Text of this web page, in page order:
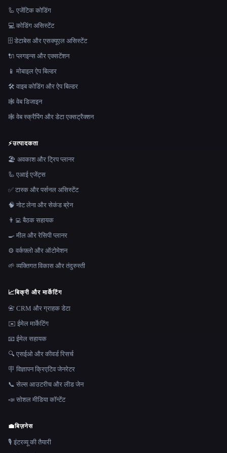
🦾 एजेंटिक कोडिंग
💻 कोडिंग असिस्टेंट
🗄️ डेटाबेस और एसक्यूएल असिस्टेंट
🔌 प्लगइन्स और एक्सटेंशन
📱 मोबाइल ऐप बिल्डर
🛠️ वाइब कोडिंग और ऐप बिल्डर
🕸 वेब डिजाइन
🕸️ वेब स्क्रैपिंग और डेटा एक्सट्रैक्शन
⚡उत्पादकता
🏖 अवकाश और ट्रिप प्लानर
🦾 एआई एजेंट्स
✅ टास्क और पर्सनल असिस्टेंट
🧠 नोट लेना और सेकंड ब्रेन
👨‍💻 बैठक सहायक
🍳 मील और रेसिपी प्लानर
⚙️ वर्कफ़्लो और ऑटोमेशन
🌱 व्यक्तिगत विकास और तंदुरुस्ती
📈बिक्री और मार्केटिंग
📇 CRM और ग्राहक डेटा
✉️ ईमेल मार्केटिंग
📧 ईमेल सहायक
🔍 एसईओ और कीवर्ड रिसर्च
🪧 विज्ञापन क्रिएटिव जेनरेटर
📞 सेल्स आउटरीच और लीड जेन
📣 सोशल मीडिया कॉन्टेंट
💼बिज़नेस
🎙️ इंटरव्यू की तैयारी